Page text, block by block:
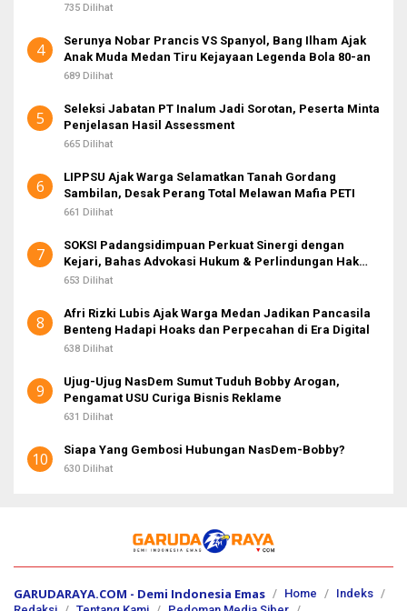
735 Dilihat
4
Serunya Nobar Prancis VS Spanyol, Bang Ilham Ajak
Anak Muda Medan Tiru Kejayaan Legenda Bola 80-an
689 Dilihat
5
Seleksi Jabatan PT Inalum Jadi Sorotan, Peserta Minta
Penjelasan Hasil Assessment
665 Dilihat
6
LIPPSU Ajak Warga Selamatkan Tanah Gordang
Sambilan, Desak Perang Total Melawan Mafia PETI
661 Dilihat
7
SOKSI Padangsidimpuan Perkuat Sinergi dengan
Kejari, Bahas Advokasi Hukum & Perlindungan Hak
Masyarakat
653 Dilihat
8
Afri Rizki Lubis Ajak Warga Medan Jadikan Pancasila
Benteng Hadapi Hoaks dan Perpecahan di Era Digital
638 Dilihat
9
Ujug-Ujug NasDem Sumut Tuduh Bobby Arogan,
Pengamat USU Curiga Bisnis Reklame
631 Dilihat
10 Siapa Yang Gembosi Hubungan NasDem-Bobby?
630 Dilihat
GARUDARAYA.COM - Demi Indonesia Emas Home
Indeks